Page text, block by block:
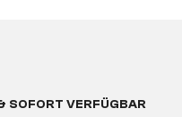
SOFORT VERFÜGBAR